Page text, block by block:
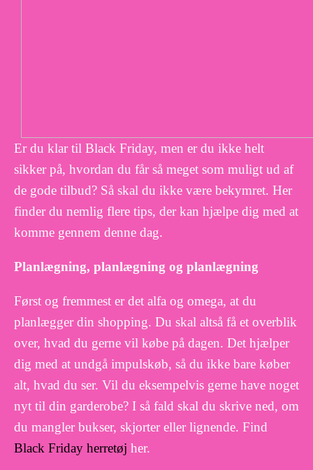
Er du klar til Black Friday, men er du ikke helt
sikker på, hvordan du får så meget som muligt ud af
de gode tilbud? Så skal du ikke være bekymret. Her
finder du nemlig flere tips, der kan hjælpe dig med at
komme gennem denne dag.
Planlægning, planlægning og planlægning
Først og fremmest er det alfa og omega, at du
planlægger din shopping. Du skal altså få et overblik
over, hvad du gerne vil købe på dagen. Det hjælper
dig med at undgå impulskøb, så du ikke bare køber
alt, hvad du ser. Vil du eksempelvis gerne have noget
nyt til din garderobe? I så fald skal du skrive ned, om
du mangler bukser, skjorter eller lignende. Find
Black Friday herretøj her.